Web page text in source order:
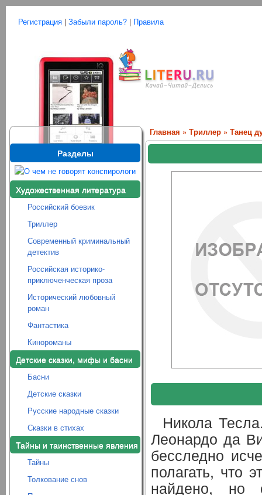
Регистрация | Забыли пароль? | Правила
Разделы
Художественная литература
Российский боевик
Триллер
Современный криминальный
детектив
Российская историко-
приключенческая проза
Исторический любовный
роман
Фантастика
Кинороманы
Детские сказки, мифы и басни
Басни
Детские сказки
Русские народные сказки
Сказки в стихах
Тайны и таинственные явления
Тайны
Толкование снов
Главная » Триллер » Танец
Никола
Леонардо да
бесследно
полагать, что
найдено, но